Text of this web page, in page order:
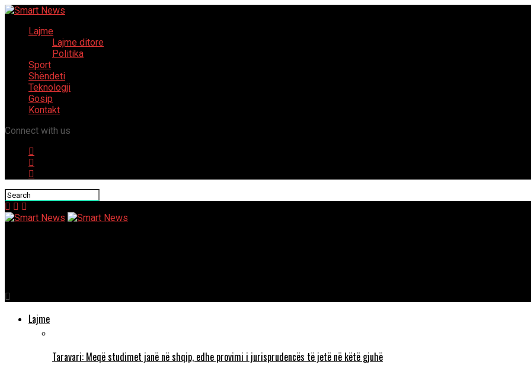
Lajme
Lajme ditore
Politika
Sport
Shëndeti
Teknologji
Gosip
Kontakt
Connect with us
Lajme
Taravari: Meqë studimet janë në shqip, edhe provimi i jurisprudencës të jetë në këtë gjuhë